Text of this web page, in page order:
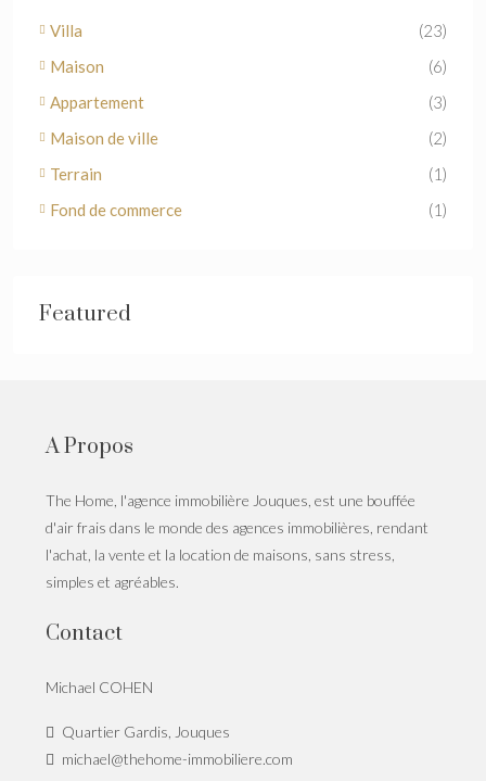
Villa
(23)
Maison
(6)
Appartement
(3)
Maison de ville
(2)
Terrain
(1)
Fond de commerce
(1)
Featured
A Propos
The Home, l'agence immobilière Jouques, est une bouffée
d'air frais dans le monde des agences immobilières, rendant
l'achat, la vente et la location de maisons, sans stress,
simples et agréables.
Contact
Michael COHEN
Quartier Gardis, Jouques
michael@thehome-immobiliere.com